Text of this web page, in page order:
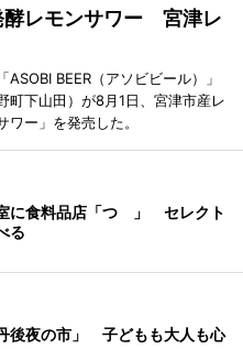
酵レモンサワー 宮津レ
BEER（アソビビール）」
町下山田）が8月1日、宮津市産レ
ー」を発売した。
に食料品店「つゝ」 セレクト
る
後夜の市」 子どもも大人も心